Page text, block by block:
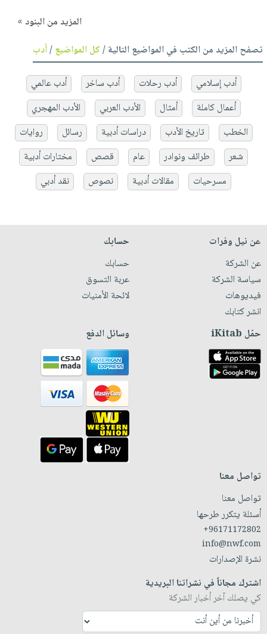
المزيد من البنود »
تصفح المزيد من الكتب في المواضيع التالية /كل المواضيع/أدب
أدب إسلامي أدب رحلات أدب ساخر
أدب عالمي
أعمال كاملة
أمثال الأدب العربي
الأدب المهجري
الخطب
تاريخ الأدب دراسات أدبية رسائل
روايات
شعر
طرائف ونوادر عام قصص
مختارات أدبية
مسرحيات
مقالات أدبية نصوص نقد أدبي
عن نيل وفرات
عن الشركة
سياسة الشركة
فيديوهات
انشر كتابك
حسابك
حسابك
عربة التسوق
لائحة الأمنيات
حمّل iKitab وسائل الدفع
تواصل معنا
تواصل معنا
أسئلة يتكرر طرحها
+96171172802
info@nwf.com
نشرة الإصدارات
اشترك مجاناً في نشراتنا البريدية
كي يصلك آخر أخبار الشركة